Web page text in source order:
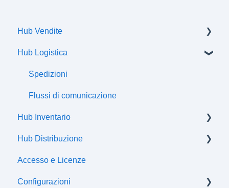
Hub Vendite
Ordini
Hub Logistica
Spedizioni
Flussi di comunicazione
Hub Inventario
Prodotti
Offerte
Attributi
Hub Distribuzione
Certificazioni
Accesso e Licenze
Configurazioni